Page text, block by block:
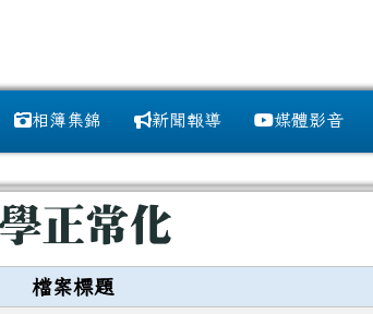
相簿集錦 新聞報導 媒體影音
正常化
檔案標題